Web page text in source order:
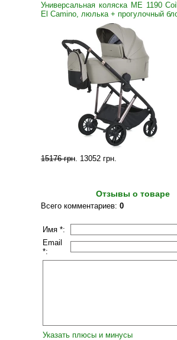
Универсальная коляска ME 1190
El Camino, люлька + прогулочный
15176 грн. 13052 грн.
Отзывы о товаре
Всего комментариев: 0
Имя *:
Email
*:
Указать плюсы и минусы